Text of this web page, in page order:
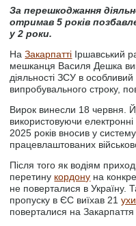
За перешкоджання
отримав 5 років
у 2 роки.
НаЗакарпатті Іршавський
мешканця Василя Дешка
діяльності ЗСУ в
випробувального строку,
Вирок винесли 18 червня.
використовуючи
2025 років вносив у
працевлаштованих
Після того як водіям
перетину кордону на
не поверталися в Україну.
пропуску в ЄС виїхав 21
поверталися на Закарпаття